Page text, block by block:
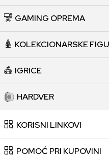
GAMING OPREMA
KOLEKCIONARSKE
IGRICE
HARDVER
KORISNI LINKOVI
POMOĆ PRI KUPOVINI